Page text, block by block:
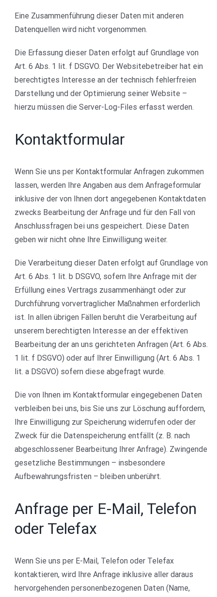
Eine Zusammenführung dieser Daten mit anderen
Datenquellen wird nicht vorgenommen.
Die Erfassung dieser Daten erfolgt auf Grundlage von
Art. 6 Abs. 1 lit. f DSGVO. Der Websitebetreiber hat ein
berechtigtes Interesse an der technisch fehlerfreien
Darstellung und der Optimierung seiner Website –
hierzu müssen die Server-Log-Files erfasst werden.
Kontaktformular
Wenn Sie uns per Kontaktformular Anfragen zukommen
lassen, werden Ihre Angaben aus dem Anfrageformular
inklusive der von Ihnen dort angegebenen Kontaktdaten
zwecks Bearbeitung der Anfrage und für den Fall von
Anschlussfragen bei uns gespeichert. Diese Daten
geben wir nicht ohne Ihre Einwilligung weiter.
Die Verarbeitung dieser Daten erfolgt auf Grundlage von
Art. 6 Abs. 1 lit. b DSGVO, sofern Ihre Anfrage mit der
Erfüllung eines Vertrags zusammenhängt oder zur
Durchführung vorvertraglicher Maßnahmen erforderlich
ist. In allen übrigen Fällen beruht die Verarbeitung auf
unserem berechtigten Interesse an der effektiven
Bearbeitung der an uns gerichteten Anfragen (Art. 6 Abs.
1 lit. f DSGVO) oder auf Ihrer Einwilligung (Art. 6 Abs. 1
lit. a DSGVO) sofern diese abgefragt wurde.
Die von Ihnen im Kontaktformular eingegebenen Daten
verbleiben bei uns, bis Sie uns zur Löschung auffordern,
Ihre Einwilligung zur Speicherung widerrufen oder der
Zweck für die Datenspeicherung entfällt (z. B. nach
abgeschlossener Bearbeitung Ihrer Anfrage). Zwingende
gesetzliche Bestimmungen – insbesondere
Aufbewahrungsfristen – bleiben unberührt.
Anfrage per E-Mail, Telefon
oder Telefax
Wenn Sie uns per E-Mail, Telefon oder Telefax
kontaktieren, wird Ihre Anfrage inklusive aller daraus
hervorgehenden personenbezogenen Daten (Name,